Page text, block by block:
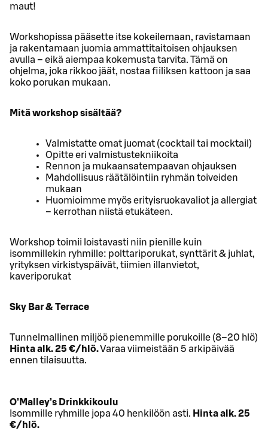
maut!
Workshopissa pääsette itse kokeilemaan, ravistamaan
ja rakentamaan juomia ammattitaitoisen ohjauksen
avulla – eikä aiempaa kokemusta tarvita. Tämä on
ohjelma, joka rikkoo jäät, nostaa fiiliksen kattoon ja saa
koko porukan mukaan.
Mitä workshop sisältää?
Valmistatte omat juomat (cocktail tai mocktail)
Opitte eri valmistustekniikoita
Rennon ja mukaansatempaavan ohjauksen
Mahdollisuus räätälöintiin ryhmän toiveiden
mukaan
Huomioimme myös erityisruokavaliot ja allergiat
– kerrothan niistä etukäteen.
Workshop toimii loistavasti niin pienille kuin
isommillekin ryhmille: polttariporukat, synttärit & juhlat,
yrityksen virkistyspäivät, tiimien illanvietot,
kaveriporukat
Sky Bar & Terrace
Tunnelmallinen miljöö pienemmille porukoille (8–20 hlö)
Hinta alk. 25 €/hlö.Varaa viimeistään 5 arkipäivää
ennen tilaisuutta.
O’Malley’s Drinkkikoulu
Isommille ryhmille jopa 40 henkilöön asti. Hinta alk. 25
€/hlö.